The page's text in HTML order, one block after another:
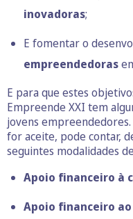
inovadoras;
E fomentar o
empreendedoras
E para que estes
Empreende XXI tem
jovens
for aceite, pode contar,
seguintes modalidades
Apoio financeiro à
Apoio financeiro